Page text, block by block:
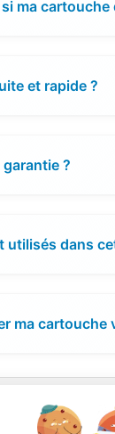
ma cartouche
et rapide ?
?
utilisés dans
ma cartouche